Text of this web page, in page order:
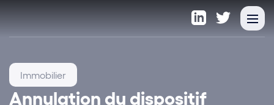
Annulation du dispositif
Immobilier